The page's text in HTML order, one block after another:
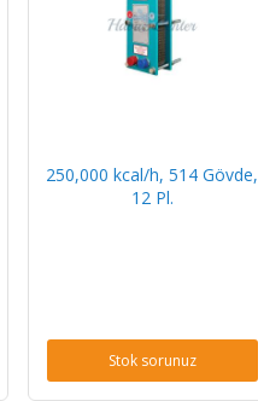
250,000 kcal/h, 514 Gövde,
12 Pl.
Stok sorunuz